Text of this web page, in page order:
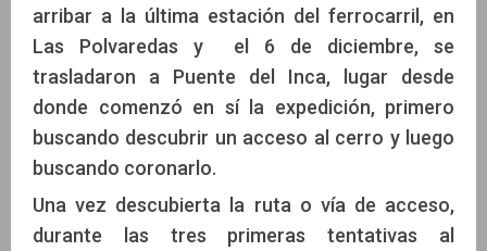
arribar a la última estación del ferrocarril, en
Las Polvaredas y el 6 de diciembre, se
trasladaron a Puente del Inca, lugar desde
donde comenzó en sí la expedición, primero
buscando descubrir un acceso al cerro y luego
buscando coronarlo.
Una vez descubierta la ruta o vía de acceso,
durante las tres primeras tentativas al